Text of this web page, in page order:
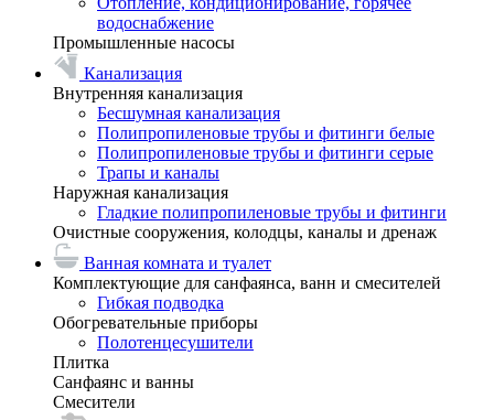
водоснабжение
Промышленные насосы
Канализация
Внутренняя канализация
Бесшумная канализация
Полипропиленовые трубы и фитинги белые
Полипропиленовые трубы и фитинги серые
Трапы и каналы
Наружная канализация
Гладкие полипропиленовые трубы и фитинги
Очистные сооружения, колодцы, каналы и дренаж
Ванная комната и туалет
Комплектующие для санфаянса, ванн и смесителей
Гибкая подводка
Обогревательные приборы
Полотенцесушители
Плитка
Санфаянс и ванны
Смесители